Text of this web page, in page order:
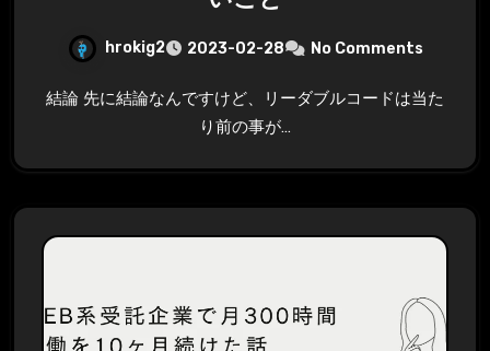
hrokig2 2023-02-28 No Comments
結論 先に結論なんですけど、リーダブルコードは当た
り前の事が…